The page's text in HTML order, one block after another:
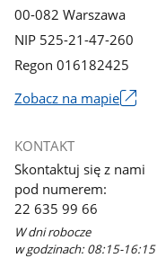
00-082 Warszawa
NIP 525-21-47-260
Regon 016182425
Zobacz na mapie
się
w
nowym
oknie
KONTAKT
Skontaktuj się z nami
pod numerem:
22 635 99 66
W dni robocze
w godzinach: 08:15-16:15